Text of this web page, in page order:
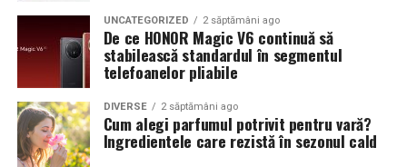
UNCATEGORIZED 2 săptămâni ago
De ce HONOR Magic V6 continuă să
stabilească standardul în segmentul
telefoanelor pliabile
DIVERSE 2 săptămâni ago
Cum alegi parfumul potrivit pentru vară?
Ingredientele care rezistă în sezonul cald